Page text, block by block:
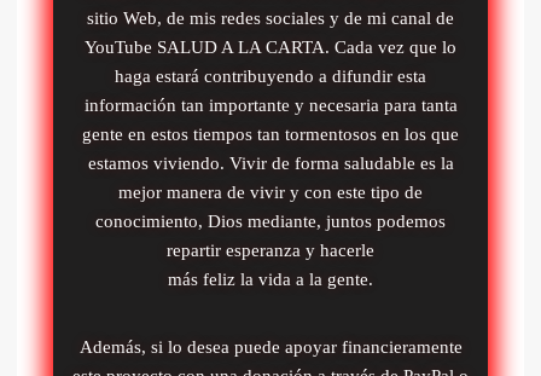
sitio Web, de mis redes sociales y de mi canal de
YouTube SALUD A LA CARTA. Cada vez que lo
haga estará contribuyendo a difundir esta
información tan importante y necesaria para tanta
gente en estos tiempos tan tormentosos en los que
estamos viviendo. Vivir de forma saludable es la
mejor manera de vivir y con este tipo de
conocimiento, Dios mediante, juntos podemos
repartir esperanza y hacerle
más feliz la vida a la gente.
Además, si lo desea puede apoyar financieramente